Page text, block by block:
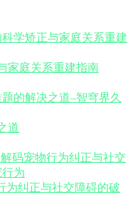
家庭关系重建指南
道
为纠正与社交障碍的破